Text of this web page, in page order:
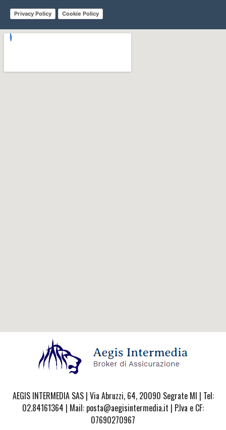
Privacy Policy Cookie Policy
AEGIS INTERMEDIA SAS | Via Abruzzi, 64, 20090 Segrate MI | Tel:
02.84161364 | Mail: posta@aegisintermedia.it | P.Iva e CF:
07690270967